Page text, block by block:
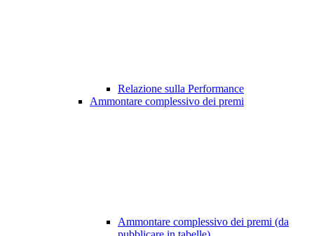
Relazione sulla Performance
Ammontare complessivo dei premi
Ammontare complessivo dei premi (da